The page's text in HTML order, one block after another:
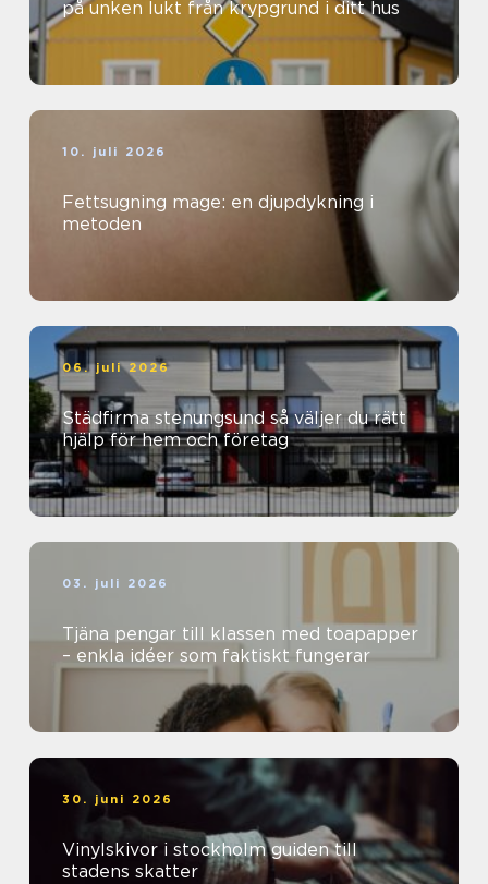
på unken lukt från krypgrund i ditt hus
10. juli 2026
Fettsugning mage: en djupdykning i
metoden
06. juli 2026
Städfirma stenungsund så väljer du rätt
hjälp för hem och företag
03. juli 2026
Tjäna pengar till klassen med toapapper
– enkla idéer som faktiskt fungerar
30. juni 2026
Vinylskivor i stockholm guiden till
stadens skatter